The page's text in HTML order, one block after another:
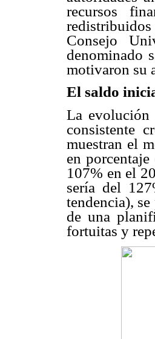
recursos
Consejo
denominado
motivaron su
El saldo
La evolución
consistente
muestran el
en
107% en el
sería del
tendencia),
de una
fortuitas y